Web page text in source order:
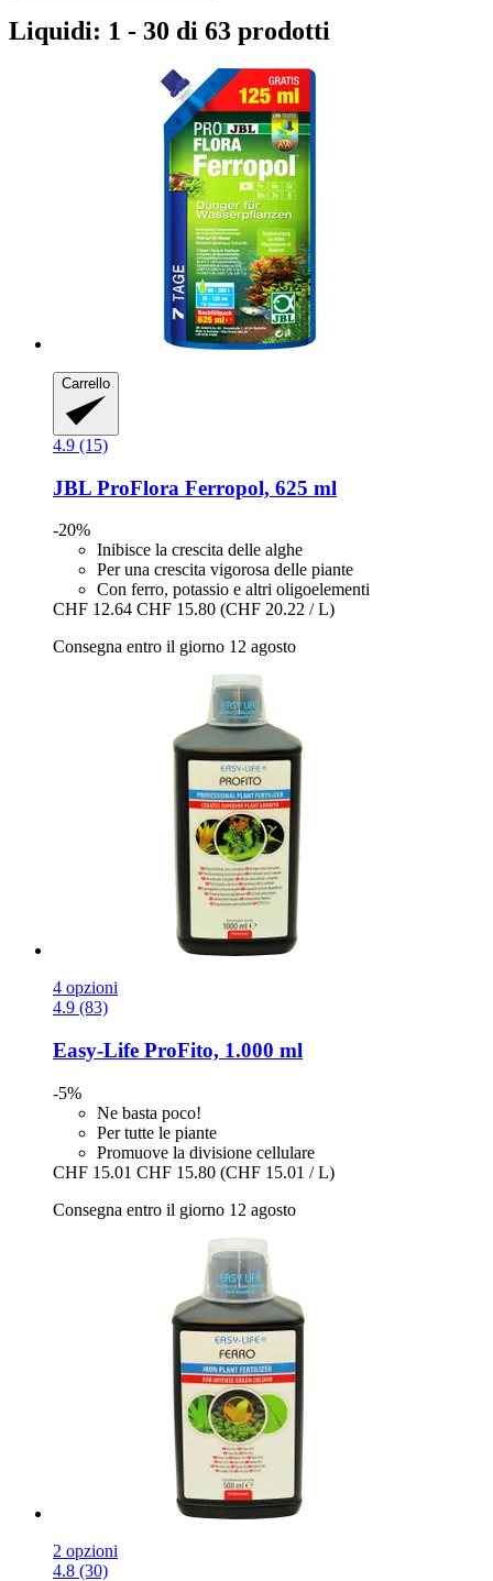
Liquidi: 1 - 30 di 63 prodotti
Carrello
4.9 (15)
JBL ProFlora Ferropol, 625 ml
-20%
Inibisce la crescita delle alghe
Per una crescita vigorosa delle piante
Con ferro, potassio e altri oligoelementi
CHF 12.64 CHF 15.80 (CHF 20.22 / L)
Consegna entro il giorno 12 agosto
4 opzioni
4.9 (83)
Easy-Life ProFito, 1.000 ml
-5%
Ne basta poco!
Per tutte le piante
Promuove la divisione cellulare
CHF 15.01 CHF 15.80 (CHF 15.01 / L)
Consegna entro il giorno 12 agosto
2 opzioni
4.8 (30)